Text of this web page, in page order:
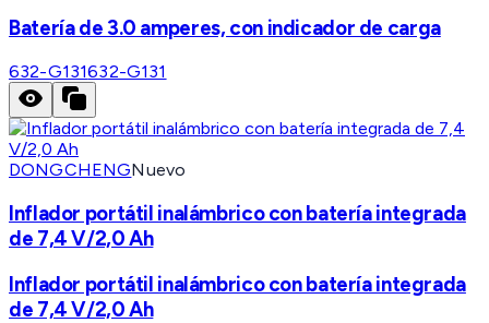
Batería de 3.0 amperes, con indicador de carga
632-G131632-G131
DONGCHENGNuevo
Inflador portátil inalámbrico con batería integrada
de 7,4 V/2,0 Ah
Inflador portátil inalámbrico con batería integrada
de 7,4 V/2,0 Ah